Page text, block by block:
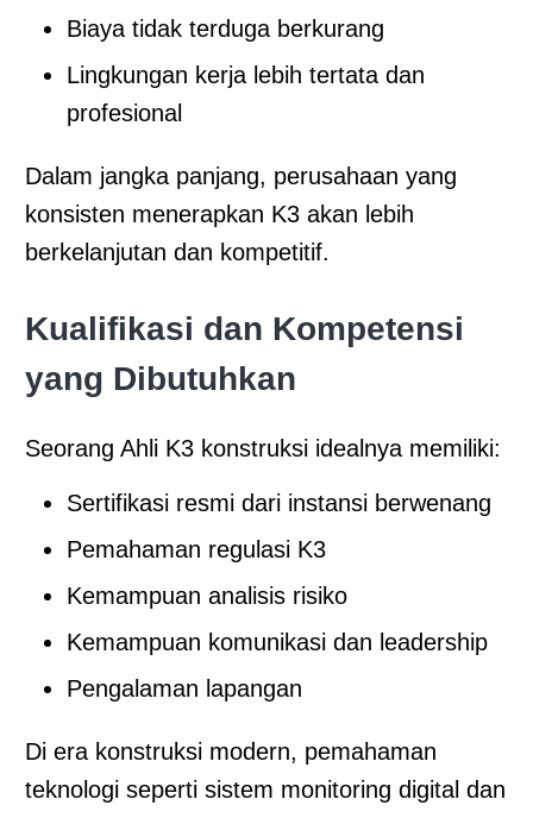
Biaya tidak terduga berkurang
Lingkungan kerja lebih tertata dan
profesional
Dalam jangka panjang, perusahaan yang
konsisten menerapkan K3 akan lebih
berkelanjutan dan kompetitif.
Kualifikasi dan Kompetensi
yang Dibutuhkan
Seorang Ahli K3 konstruksi idealnya memiliki:
Sertifikasi resmi dari instansi berwenang
Pemahaman regulasi K3
Kemampuan analisis risiko
Kemampuan komunikasi dan leadership
Pengalaman lapangan
Di era konstruksi modern, pemahaman
teknologi seperti sistem monitoring digital dan